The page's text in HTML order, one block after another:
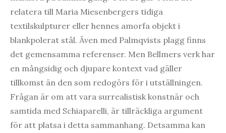
relatera till Maria Miesenbergers tidiga
textilskulpturer eller hennes amorfa objekt i
blankpolerat stål. Även med Palmqvists plagg finns
det gemensamma referenser. Men Bellmers verk har
en mångsidig och djupare kontext vad gäller
tillkomst än den som redogörs för i utställningen.
Frågan är om att vara surrealistisk konstnär och
samtida med Schiaparelli, är tillräckliga argument
för att platsa i detta sammanhang. Detsamma kan